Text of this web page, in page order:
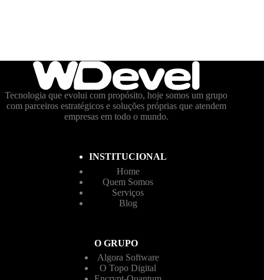
Tecnologia que evolui com propósito, hoje somos um grupo
com parceiros estratégicos e soluções próprias que atendem
empresas em todo o mundo.
INSTITUCIONAL
Home
Quem Somos
Serviços
Blog
O GRUPO
Algora Software
O Topo Digital